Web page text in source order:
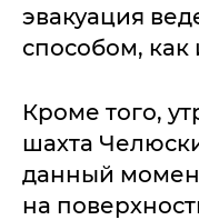
эвакуация
способом, как
Кроме того,
шахта
данный
на